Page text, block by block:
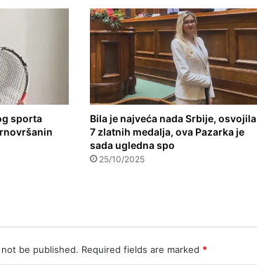
sporta
Bila je najveća nada Srbije, osvojila
7 zlatnih medalja, ova Pazarka je
sada ugledna spo
25/10/2025
be published. Required fields are marked *